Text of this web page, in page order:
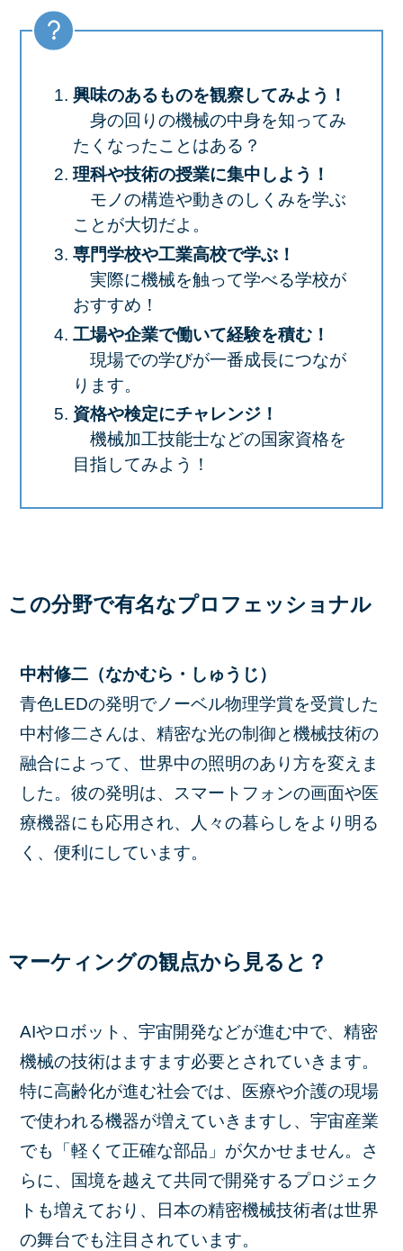
興味のあるものを観察してみよう！
身の回りの機械の中身を知ってみ
たくなったことはある？
理科や技術の授業に集中しよう！
モノの構造や動きのしくみを学ぶ
ことが大切だよ。
専門学校や工業高校で学ぶ！
実際に機械を触って学べる学校が
おすすめ！
工場や企業で働いて経験を積む！
現場での学びが一番成長につなが
ります。
資格や検定にチャレンジ！
機械加工技能士などの国家資格を
目指してみよう！
この分野で有名なプロフェッショナル
中村修二（なかむら・しゅうじ）
青色LEDの発明でノーベル物理学賞を受賞した
中村修二さんは、精密な光の制御と機械技術の
融合によって、世界中の照明のあり方を変えま
した。彼の発明は、スマートフォンの画面や医
療機器にも応用され、人々の暮らしをより明る
く、便利にしています。
マーケィングの観点から見ると？
AIやロボット、宇宙開発などが進む中で、精密
機械の技術はますます必要とされていきます。
特に高齢化が進む社会では、医療や介護の現場
で使われる機器が増えていきますし、宇宙産業
でも「軽くて正確な部品」が欠かせません。さ
らに、国境を越えて共同で開発するプロジェク
トも増えており、日本の精密機械技術者は世界
の舞台でも注目されています。